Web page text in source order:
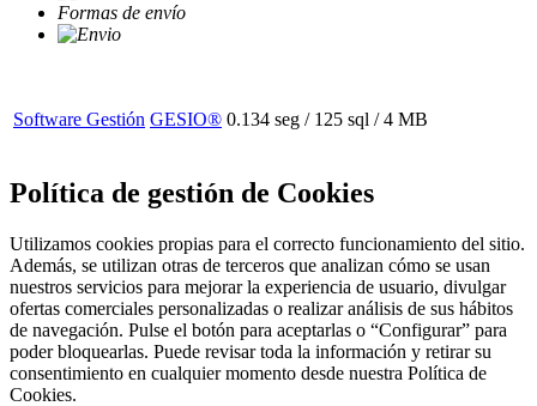
Formas de envío
Software Gestión GESIO® 0.134 seg / 125 sql / 4 MB
Política de gestión de Cookies
Utilizamos cookies propias para el correcto funcionamiento del sitio.
Además, se utilizan otras de terceros que analizan cómo se usan
nuestros servicios para mejorar la experiencia de usuario, divulgar
ofertas comerciales personalizadas o realizar análisis de sus hábitos
de navegación. Pulse el botón para aceptarlas o “Configurar” para
poder bloquearlas. Puede revisar toda la información y retirar su
consentimiento en cualquier momento desde nuestra Política de
Cookies.